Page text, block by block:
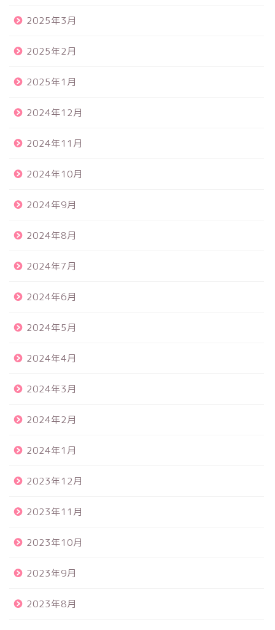
2025年3月
2025年2月
2025年1月
2024年12月
2024年11月
2024年10月
2024年9月
2024年8月
2024年7月
2024年6月
2024年5月
2024年4月
2024年3月
2024年2月
2024年1月
2023年12月
2023年11月
2023年10月
2023年9月
2023年8月